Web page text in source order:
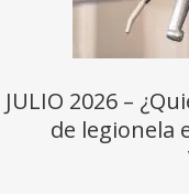
JULIO 2026 –
de legionela